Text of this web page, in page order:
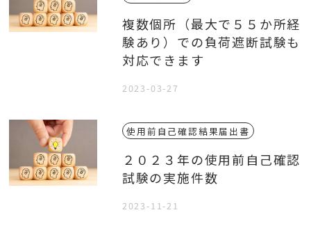
複数個所（最大で５５か所経
験あり）での負荷遮断試験も
対応できます
2023-03-27
使用前自己確認結果届出書
２０２３年の使用前自己確認
試験の実施件数
2023-11-21